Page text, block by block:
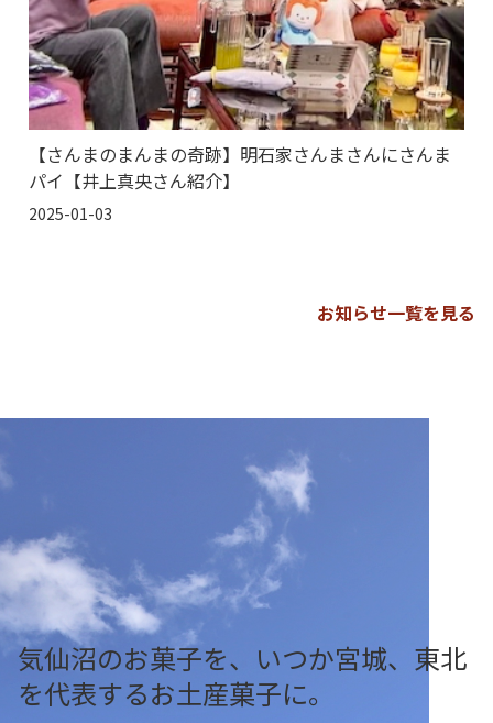
【さんまのまんまの奇跡】明石家さんまさんにさんま
パイ【井上真央さん紹介】
2025-01-03
お知らせ一覧を見る
気仙沼のお菓子を、いつか宮城、東北
を代表するお土産菓子に。